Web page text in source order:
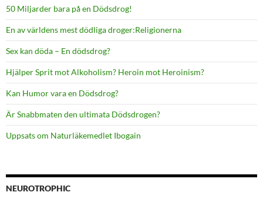
50 Miljarder bara på en Dödsdrog!
En av världens mest dödliga droger:Religionerna
Sex kan döda – En dödsdrog?
Hjälper Sprit mot Alkoholism? Heroin mot Heroinism?
Kan Humor vara en Dödsdrog?
Är Snabbmaten den ultimata Dödsdrogen?
Uppsats om Naturläkemedlet Ibogain
NEUROTROPHIC